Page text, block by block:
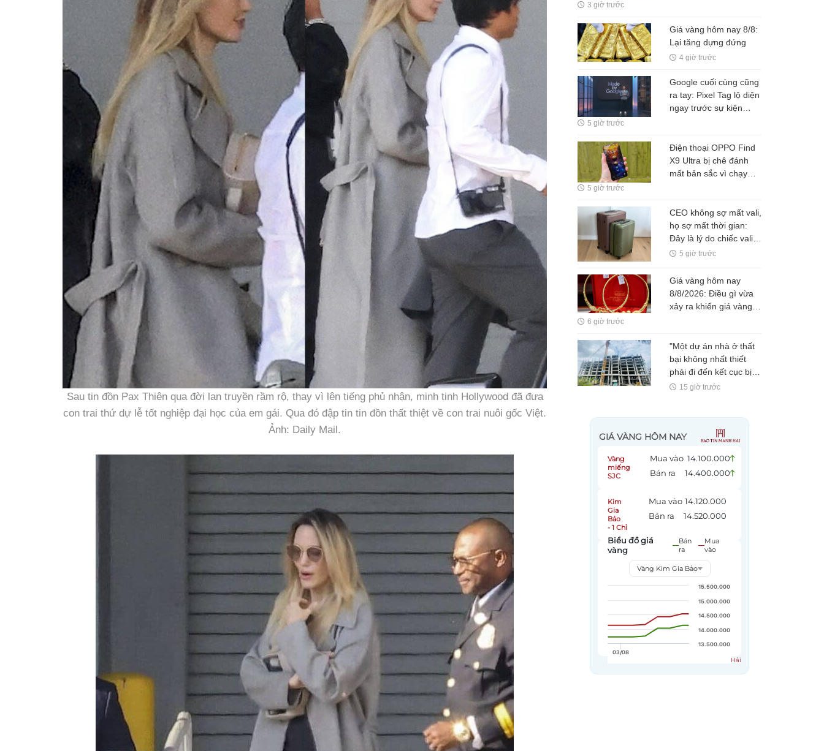
Sau tin đồn Pax Thiên qua đời lan truyền rầm rộ, thay vì lên tiếng phủ nhận, minh tinh Hollywood đã đưa
con trai thứ dự lễ tốt nghiệp đại học của em gái. Qua đó đập tin tin đồn thất thiệt về con trai nuôi gốc Việt.
Ảnh: Daily Mail.
Hàn Quốc
3 giờ trước
Giá vàng hôm nay 8/8:
Lại tăng dựng đứng
4 giờ trước
Google cuối cùng cũng
ra tay: Pixel Tag lộ diện
ngay trước sự kiện
Galaxy SmartTag
5 giờ trước
Điện thoại OPPO Find
X9 Ultra bị chê đánh
mất bản sắc vì chạy
lớn nhất
5 giờ trước
CEO không sợ mất vali,
họ sợ mất thời gian:
Đây là lý do chiếc vali
tích hợp định vị đang
5 giờ trước
Giá vàng hôm nay
8/8/2026: Điều gì vừa
xảy ra khiến giá vàng
6 giờ trước
"Một dự án nhà ở thất
bại không nhất thiết
phải đi đến kết cục bị
bỏ hoang"
15 giờ trước